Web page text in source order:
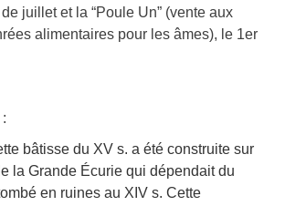
juillet et la “Poule Un” (vente aux
alimentaires pour les âmes), le 1er
bâtisse du XV s. a été construite sur
la Grande Écurie qui dépendait du
en ruines au XIV s. Cette